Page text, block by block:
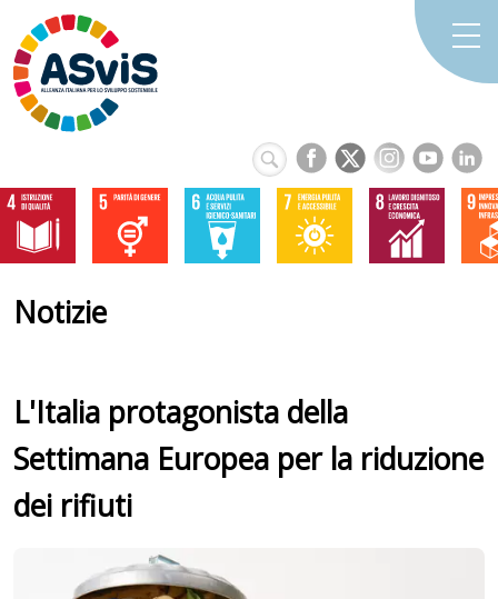
Notizie
L'Italia protagonista della
Settimana Europea per la riduzione
dei rifiuti